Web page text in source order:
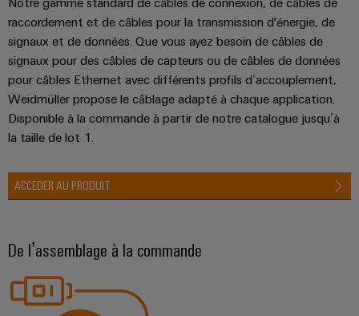
Weidmüller
Configurator
d'un niveau
intuitive,
raccordement et de câbles pour la transmission d'énergie, de
signaux et de données. Que vous ayez besoin de câbles de
signaux pour des câbles de capteurs ou de câbles de données
pour câbles Ethernet avec différents profils d’accouplement,
Weidmüller propose le câblage adapté à chaque application.
Disponible à la commande à partir de notre catalogue jusqu’à
la taille de lot 1.
ACCEDER AU PRODUIT
De l’assemblage à la commande